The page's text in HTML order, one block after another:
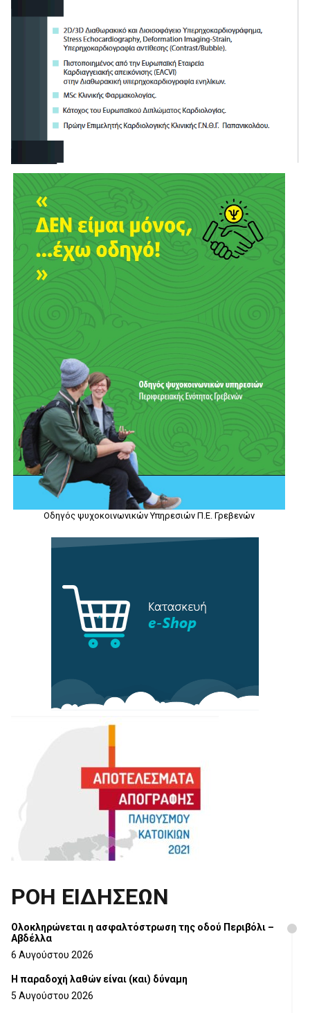
Οδηγός ψυχοκοινωνικών Υπηρεσιών Π.Ε. Γρεβενών
ΡΟΗ ΕΙΔΗΣΕΩΝ
Ολοκληρώνεται η ασφαλτόστρωση της οδού Περιβόλι –
Αβδέλλα
6 Αυγούστου 2026
H παραδοχή λαθών είναι (και) δύναμη
5 Αυγούστου 2026